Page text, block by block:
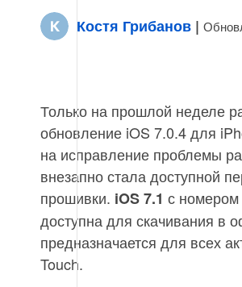
Костя Грибанов |
Только на прошлой неделе
обновление iOS 7.0.4 для
на исправление проблемы
внезапно стала доступной
прошивки. iOS 7.1 с номером
доступна для скачивания в
предназначается для всех
Touch.